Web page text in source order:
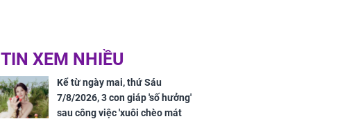
TIN XEM NHIỀU
Kể từ ngày mai, thứ Sáu
7/8/2026, 3 con giáp 'số hưởng'
sau công việc 'xuôi chèo mát